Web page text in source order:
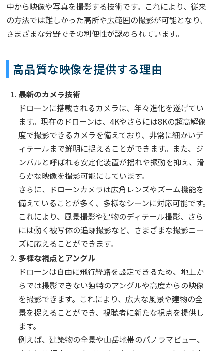
中から映像や写真を撮影する技術です。これにより、従来
の方法では難しかった高所や広範囲の撮影が可能となり、
さまざまな分野でその利便性が認められています。
高品質な映像を提供する理由
最新のカメラ技術
ドローンに搭載されるカメラは、年々進化を遂げてい
ます。現在のドローンは、4Kやさらには8Kの超高解像
度で撮影できるカメラを備えており、非常に細かいデ
ィテールまで鮮明に捉えることができます。また、ジ
ンバルと呼ばれる安定化装置が揺れや振動を抑え、滑
らかな映像を撮影可能にしています。
さらに、ドローンカメラは広角レンズやズーム機能を
備えていることが多く、多様なシーンに対応可能です。
これにより、風景撮影や建物のディテール撮影、さら
には動く被写体の追跡撮影など、さまざまな撮影ニー
ズに応えることができます。
多様な視点とアングル
ドローンは自由に飛行経路を設定できるため、地上か
らでは撮影できない独特のアングルや高度からの映像
を撮影できます。これにより、広大な風景や建物の全
景を捉えることができ、視聴者に新たな視点を提供し
ます。
例えば、建築物の全景や山岳地帯のパノラマビュー、